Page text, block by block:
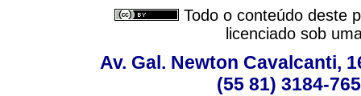
Todo o conteúdo deste
licenciado sob
Av. Gal. Newton Cavalcanti,
(55 81) 3184-